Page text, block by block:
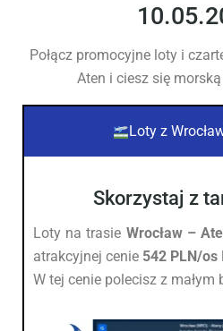
Połącz promocyjne loty i
Aten i ciesz się
Loty z
Skorzystaj z
Loty na trasie Wrocław –
atrakcyjnej cenie 542 PLN/os
W tej cenie polecisz z małym